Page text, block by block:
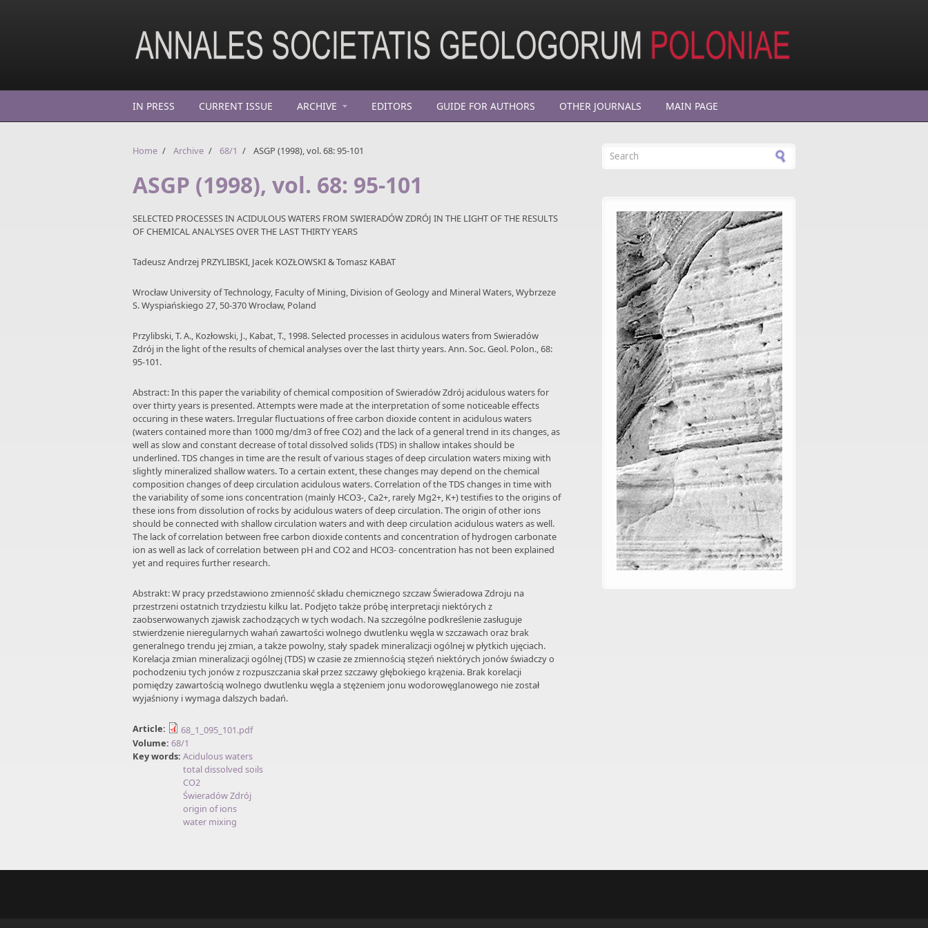
IN PRESS CURRENT ISSUE ARCHIVE EDITORS GUIDE FOR AUTHORS OTHER JOURNALS MAIN PAGE
Home / Archive / 68/1 / ASGP (1998), vol. 68: 95-101
ASGP (1998), vol. 68: 95-101
SELECTED PROCESSES IN ACIDULOUS WATERS FROM SWIERADÓW ZDRÓJ IN THE LIGHT OF THE RESULTS
OF CHEMICAL ANALYSES OVER THE LAST THIRTY YEARS
Tadeusz Andrzej PRZYLIBSKI, Jacek KOZŁOWSKI & Tomasz KABAT
Wrocław University of Technology, Faculty of Mining, Division of Geology and Mineral Waters, Wybrzeze
S. Wyspiańskiego 27, 50-370 Wrocław, Poland
Przylibski, T. A., Kozłowski, J., Kabat, T., 1998. Selected processes in acidulous waters from Swieradów
Zdrój in the light of the results of chemical analyses over the last thirty years. Ann. Soc. Geol. Polon., 68:
95-101.
Abstract: In this paper the variability of chemical composition of Swieradów Zdrój acidulous waters for
over thirty years is presented. Attempts were made at the interpretation of some noticeable effects
occuring in these waters. Irregular fluctuations of free carbon dioxide content in acidulous waters
(waters contained more than 1000 mg/dm3 of free CO2) and the lack of a general trend in its changes, as
well as slow and constant decrease of total dissolved solids (TDS) in shallow intakes should be
underlined. TDS changes in time are the result of various stages of deep circulation waters mixing with
slightly mineralized shallow waters. To a certain extent, these changes may depend on the chemical
composition changes of deep circulation acidulous waters. Correlation of the TDS changes in time with
the variability of some ions concentration (mainly HCO3-, Ca2+, rarely Mg2+, K+) testifies to the origins of
these ions from dissolution of rocks by acidulous waters of deep circulation. The origin of other ions
should be connected with shallow circulation waters and with deep circulation acidulous waters as well.
The lack of correlation between free carbon dioxide contents and concentration of hydrogen carbonate
ion as well as lack of correlation between pH and CO2 and HCO3- concentration has not been explained
yet and requires further research.
Abstrakt: W pracy przedstawiono zmienność składu chemicznego szczaw Świeradowa Zdroju na
przestrzeni ostatnich trzydziestu kilku lat. Podjęto także próbę interpretacji niektórych z
zaobserwowanych zjawisk zachodzących w tych wodach. Na szczególne podkreślenie zasługuje
stwierdzenie nieregularnych wahań zawartości wolnego dwutlenku węgla w szczawach oraz brak
generalnego trendu jej zmian, a także powolny, stały spadek mineralizacji ogólnej w płytkich ujęciach.
Korelacja zmian mineralizacji ogólnej (TDS) w czasie ze zmiennością stężeń niektórych jonów świadczy o
pochodzeniu tych jonów z rozpuszczania skał przez szczawy głębokiego krążenia. Brak korelacji
pomiędzy zawartością wolnego dwutlenku węgla a stężeniem jonu wodorowęglanowego nie został
wyjaśniony i wymaga dalszych badań.
Article:
68_1_095_101.pdf
Volume: 68/1
Key words: Acidulous waters
total dissolved soils
CO2
Świeradów Zdrój
origin of ions
water mixing
Search form